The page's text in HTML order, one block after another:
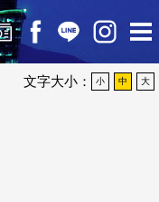
文字大小： 小 中 大